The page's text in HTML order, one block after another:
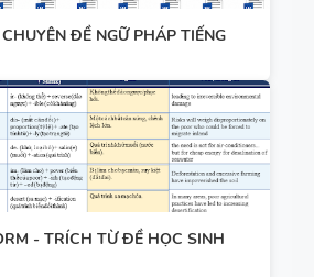
ĐỀ NGỮ PHÁP TIẾNG
- TRÍCH TỪ ĐỀ HỌC SINH